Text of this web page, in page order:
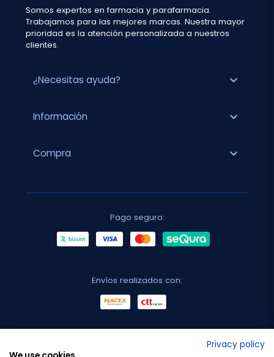
Somos expertos en farmacia y parafarmacia.
Trabajamos para las mejores marcas. Nuestra mayor
prioridad es la atención personalizada a nuestros
clientes.
¿Necesitas ayuda? expand_more
Información expand_more
Compra expand_more
Pago seguro:
Envíos realizados con:
Privacy policy